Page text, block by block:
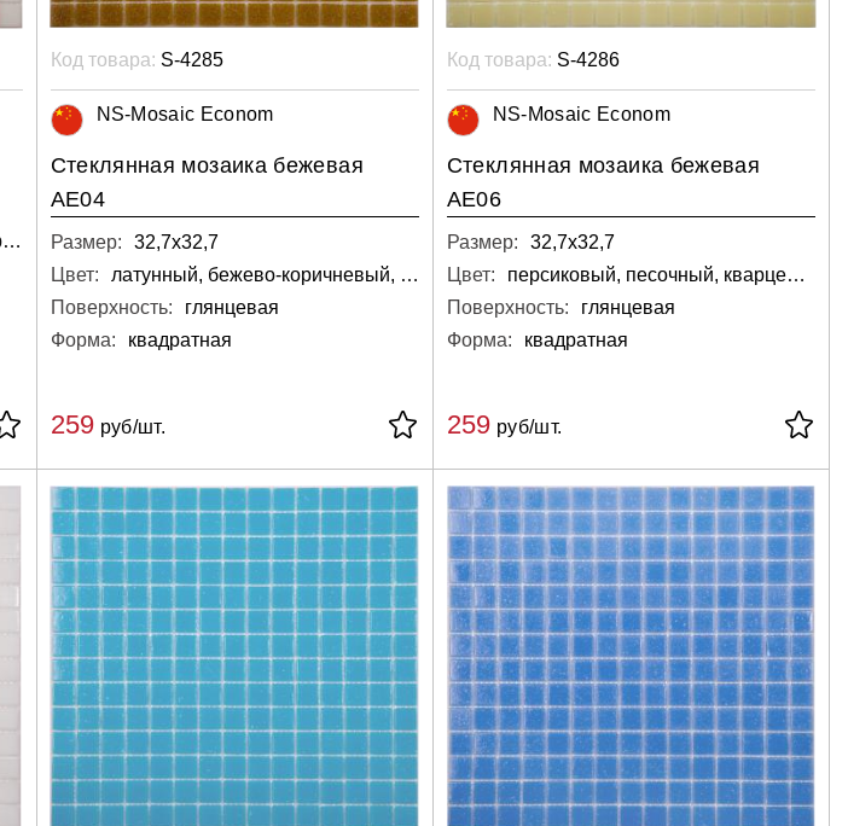
медовый, светло-серый, серебряный, бежевый
Код товара: S-4285
NS-Mosaic Econom
Стеклянная мозаика бежевая
AE04
Размер:
32,7х32,7
Цвет:
латунный, бежево-коричневый, медный, бронзовый, коричневый, светло-серый, бежевый
Поверхность:
глянцевая
Форма:
квадратная
259 руб/шт.
Код товара: S-4286
NS-Mosaic Econom
Стеклянная мозаика бежевая
AE06
Размер:
32,7х32,7
Цвет:
персиковый, песочный, кварцевый, светло-серый, бежевый
Поверхность:
глянцевая
Форма:
квадратная
259 руб/шт.